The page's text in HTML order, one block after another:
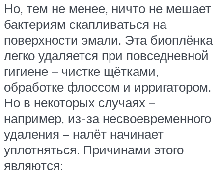
Но, тем не менее, ничто не мешает
бактериям скапливаться на
поверхности эмали. Эта биоплёнка
легко удаляется при повседневной
гигиене – чистке щётками,
обработке флоссом и ирригатором.
Но в некоторых случаях –
например, из-за несвоевременного
удаления – налёт начинает
уплотняться. Причинами этого
являются: